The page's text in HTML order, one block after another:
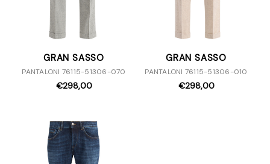
GRAN SASSO
PANTALONI 76115-51306-070
€298,00
GRAN SASSO
PANTALONI 76115-51306-010
€298,00